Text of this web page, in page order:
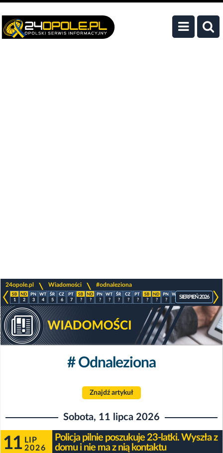
24opole.pl Wiadomości #odnaleziona
1 2 3 4 5 6 7 ? ? ? ? ? ? ? ? ? ? ? ? ? ?
SIERPIEŃ 2026
# Odnaleziona
Znajdź artykuł
Sobota, 11 lipca 2026
11 LIP
2026
Policja pilnie poszukuje 23-latki. Wyszła z
domu i nie ma z nią kontaktu